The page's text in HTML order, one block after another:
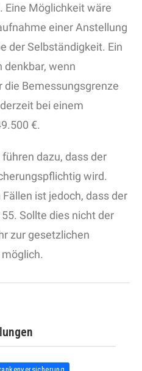
Eine Möglichkeit wäre
einer Anstellung
der Selbständigkeit. Ein
denkbar, wenn
die Bemessungsgrenze
bei einem
€.
dazu, dass der
wird.
ist jedoch, dass der
Sollte dies nicht der
zur gesetzlichen